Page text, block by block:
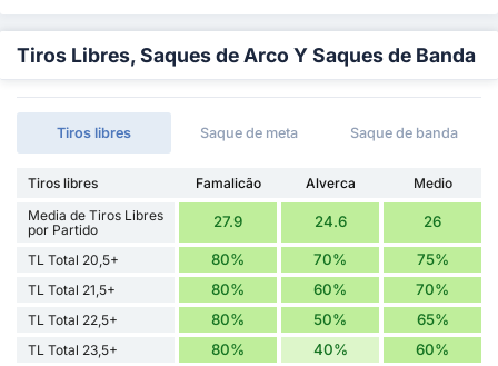
Tiros Libres, Saques de Arco Y Saques de Banda
Tiros libres Saque de meta Saque de banda
Tiros libres Famalicão Alverca
Medio
Media de Tiros Libres
por Partido
27.9 24.6 26
TL Total 20,5+ 80% 70% 75%
TL Total 21,5+ 80% 60% 70%
TL Total 22,5+ 80% 50% 65%
TL Total 23,5+ 80% 40% 60%